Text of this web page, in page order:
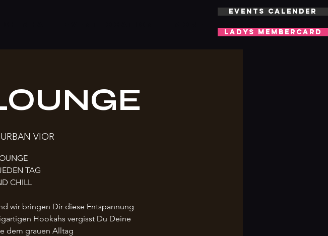
LADYS MEMBERCARD
EVENTS CALENDER
URBAN VIOR
TAG
CHILL
wir bringen Dir diese Entspannung
Hookahs vergisst Du Deine
dem grauen Alltag